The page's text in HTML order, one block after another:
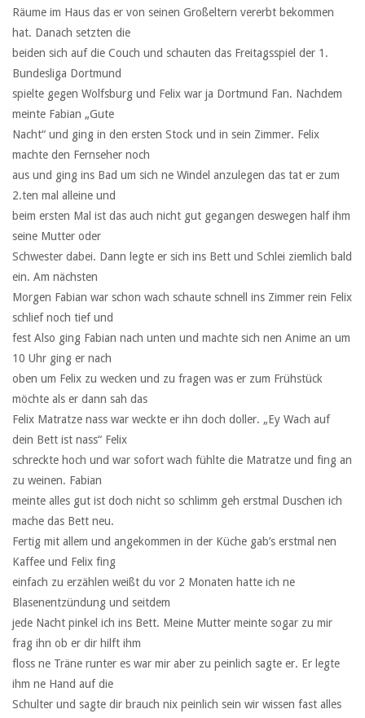
Räume im Haus das er von seinen Großeltern vererbt bekommen
hat. Danach setzten die
beiden sich auf die Couch und schauten das Freitagsspiel der 1.
Bundesliga Dortmund
spielte gegen Wolfsburg und Felix war ja Dortmund Fan. Nachdem
meinte Fabian „Gute
Nacht“ und ging in den ersten Stock und in sein Zimmer. Felix
machte den Fernseher noch
aus und ging ins Bad um sich ne Windel anzulegen das tat er zum
2.ten mal alleine und
beim ersten Mal ist das auch nicht gut gegangen deswegen half ihm
seine Mutter oder
Schwester dabei. Dann legte er sich ins Bett und Schlei ziemlich bald
ein. Am nächsten
Morgen Fabian war schon wach schaute schnell ins Zimmer rein Felix
schlief noch tief und
fest Also ging Fabian nach unten und machte sich nen Anime an um
10 Uhr ging er nach
oben um Felix zu wecken und zu fragen was er zum Frühstück
möchte als er dann sah das
Felix Matratze nass war weckte er ihn doch doller. „Ey Wach auf
dein Bett ist nass“ Felix
schreckte hoch und war sofort wach fühlte die Matratze und fing an
zu weinen. Fabian
meinte alles gut ist doch nicht so schlimm geh erstmal Duschen ich
mache das Bett neu.
Fertig mit allem und angekommen in der Küche gab’s erstmal nen
Kaffee und Felix fing
einfach zu erzählen weißt du vor 2 Monaten hatte ich ne
Blasenentzündung und seitdem
jede Nacht pinkel ich ins Bett. Meine Mutter meinte sogar zu mir
frag ihn ob er dir hilft ihm
floss ne Träne runter es war mir aber zu peinlich sagte er. Er legte
ihm ne Hand auf die
Schulter und sagte dir brauch nix peinlich sein wir wissen fast alles